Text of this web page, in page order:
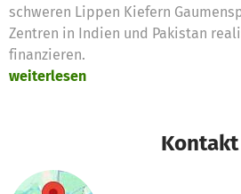
schweren Lippen Kiefern
Zentren in Indien und Pakistan
finanzieren.
weiterlesen
Kontakt